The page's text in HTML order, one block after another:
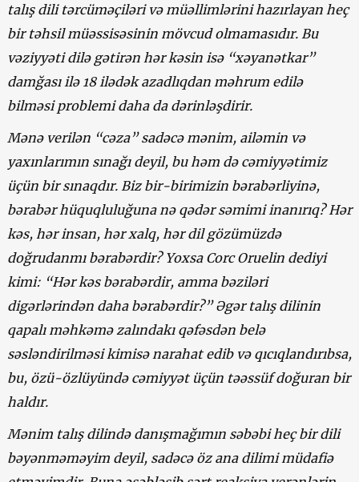
talış dili tərcüməçiləri və müəllimlərini hazırlayan heç
bir təhsil müəssisəsinin mövcud olmamasıdır. Bu
vəziyyəti dilə gətirən hər kəsin isə “xəyanətkar”
damğası ilə 18 ilədək azadlıqdan məhrum edilə
bilməsi problemi daha da dərinləşdirir.
Mənə verilən “cəza” sadəcə mənim, ailəmin və
yaxınlarımın sınağı deyil, bu həm də cəmiyyətimiz
üçün bir sınaqdır. Biz bir-birimizin bərabərliyinə,
bərabər hüquqluluğuna nə qədər səmimi inanırıq? Hər
kəs, hər insan, hər xalq, hər dil gözümüzdə
doğrudanmı bərabərdir? Yoxsa Corc Oruelin dediyi
kimi: “Hər kəs bərabərdir, amma bəziləri
digərlərindən daha bərabərdir?” Əgər talış dilinin
qapalı məhkəmə zalındakı qəfəsdən belə
səsləndirilməsi kimisə narahat edib və qıcıqlandırıbsa,
bu, özü-özlüyündə cəmiyyət üçün təəssüf doğuran bir
haldır.
Mənim talış dilində danışmağımın səbəbi heç bir dili
bəyənməməyim deyil, sadəcə öz ana dilimi müdafiə